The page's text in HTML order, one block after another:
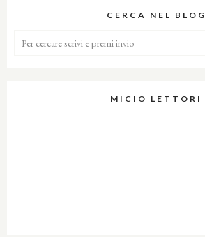
CERCA NEL BLOG
MICIO LETTORI